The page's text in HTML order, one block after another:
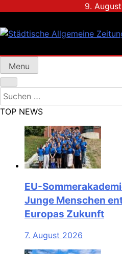
content
9.
Städtische
Zeitung
Menu
Suchen
nach:
TOP NEWS
EU-
Junge Menschen
Europas Zukunft
7. August 2026